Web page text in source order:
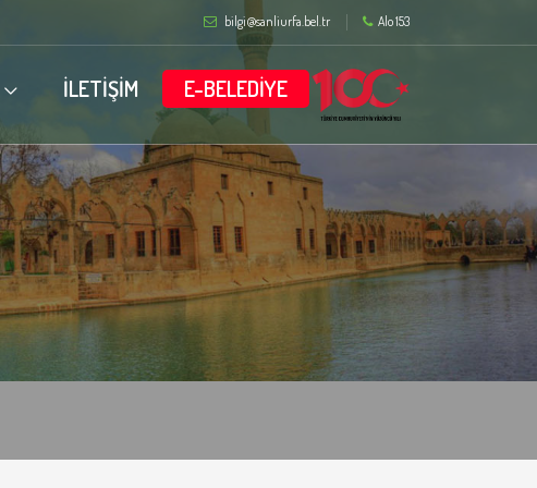
bilgi@sanliurfa.bel.tr Alo 153
İLETİŞİM E-BELEDİYE